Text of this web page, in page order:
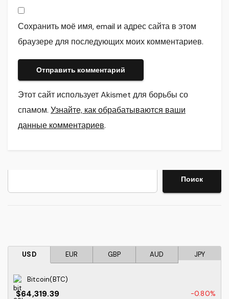
Сохранить моё имя, email и адрес сайта в этом
браузере для последующих моих комментариев.
Этот сайт использует Akismet для борьбы со
спамом. Узнайте, как обрабатываются ваши
данные комментариев.
Поиск
USD EUR GBP AUD JPY
Bitcoin(BTC)
$64,319.39 -0.80%